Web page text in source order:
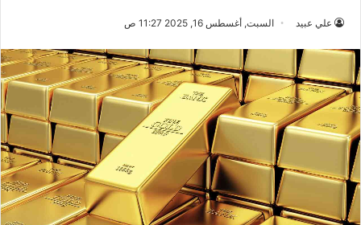
علي عبيد السبت, أغسطس 16, 2025 11:27 ص